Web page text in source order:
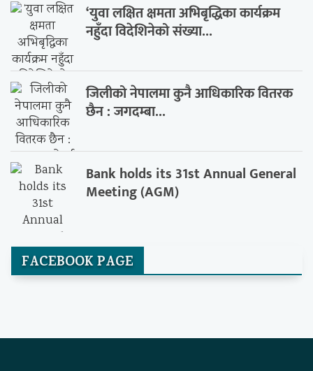
‘युवा लक्षित क्षमता अभिबृद्धिका कार्यक्रम
नहुँदा विदेशिनेको संख्या...
जिलीको नेपालमा कुनै आधिकारिक वितरक
छैन : जगदम्बा...
Bank holds its 31st Annual General
Meeting (AGM)
FACEBOOK PAGE